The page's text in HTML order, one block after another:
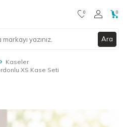
Ara
0 0
Kaseler
XS Kase Seti